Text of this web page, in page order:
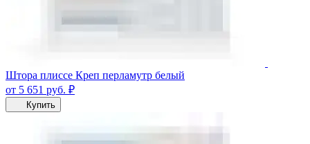
Штора плиссе Креп перламутр белый
от 5 651 руб. ₽
Купить